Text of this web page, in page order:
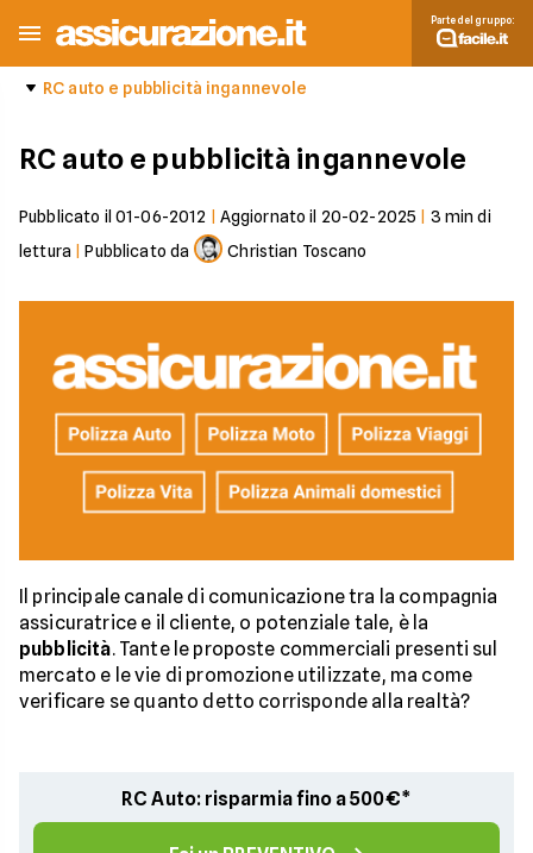
Parte del gruppo:
RC auto e pubblicità ingannevole
RC auto e pubblicità ingannevole
Pubblicato il 01-06-2012 Aggiornato il 20-02-2025 3 min di
lettura |Pubblicato da Christian Toscano
Il principale canale di comunicazione tra la compagnia
assicuratrice e il cliente, o potenziale tale, è la
pubblicità. Tante le proposte commerciali presenti sul
mercato e le vie di promozione utilizzate, ma come
verificare se quanto detto corrisponde alla realtà?
RC Auto: risparmia fino a 500€*